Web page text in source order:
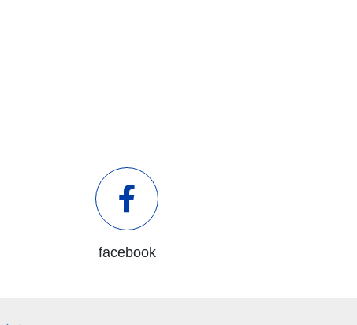
facebook